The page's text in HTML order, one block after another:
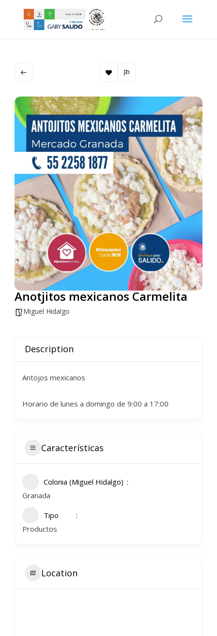
Anotjitos mexicanos Carmelita
Miguel Hidalgo
Description
Antojos mexicanos
Horario de lunes a domingo de 9:00 a 17:00
Características
Colonia (Miguel Hidalgo)
Granada
Tipo
Productos
Location